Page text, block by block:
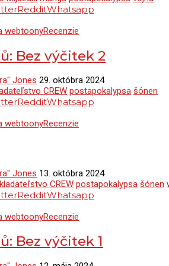
RedditWhatsapp
webtoonyRecenzie
Bez výčitek 2
Jones 29. októbra 2024
CREW postapokalypsa šónen
RedditWhatsapp
webtoonyRecenzie
Jones 13. októbra 2024
CREW postapokalypsa šónen
RedditWhatsapp
webtoonyRecenzie
Bez výčitek 1